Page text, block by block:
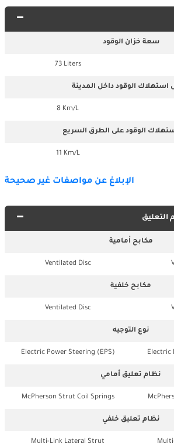
سعة خزان الوقود
73 Liters
استهلاك الوقود داخل المدينة
8 Km/L
الوقود على الطرق السريع
11 Km/L
الإبلاغ عن مواصفات غير صحيحة
التعليق
مكابح أمامية
Ventilated Disc
مكابح خلفية
Ventilated Disc
نوع التوجيه
Electric
Electric Power Steering (EPS)
نظام تعليق أمامي
McPherson Strut Coil Springs
نظام تعليق خلفي
Multi-Link Lateral Strut